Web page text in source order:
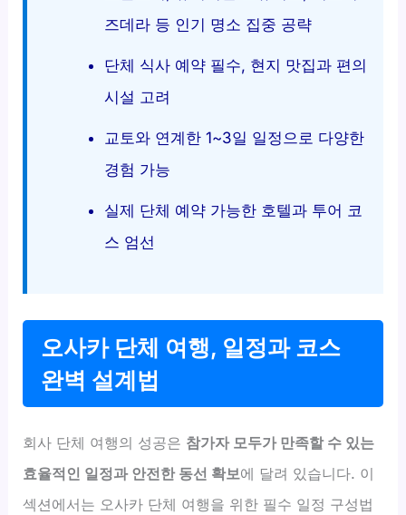
즈데라 등 인기 명소 집중 공략
단체 식사 예약 필수, 현지 맛집과 편의
시설 고려
교토와 연계한 1~3일 일정으로 다양한
경험 가능
실제 단체 예약 가능한 호텔과 투어 코
스 엄선
오사카 단체 여행, 일정과 코스
완벽 설계법
회사 단체 여행의 성공은 참가자 모두가 만족할 수 있는
효율적인 일정과 안전한 동선 확보에 달려 있습니다. 이
섹션에서는 오사카 단체 여행을 위한 필수 일정 구성법